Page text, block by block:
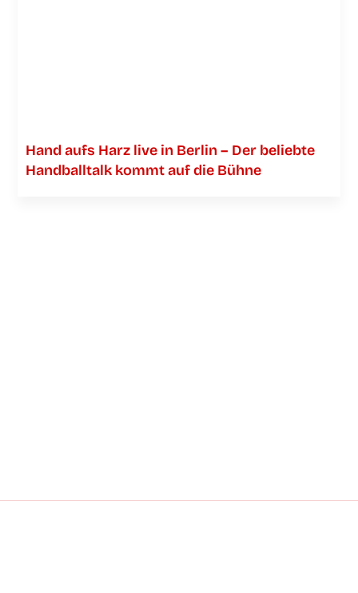
Hand aufs Harz live in Ber­lin – Der belieb­te
Hand­ball­talk kommt auf die Bühne